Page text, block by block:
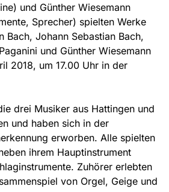
und Günther Wiesemann
Sprecher) spielten Werke
Bach, Johann Sebastian Bach,
und Günther Wiesemann
2018, um 17.00 Uhr in der
drei Musiker aus Hattingen und
und haben sich in der
erworben. Alle spielten
ihrem Hauptinstrument
Zuhörer erlebten
von Orgel, Geige und